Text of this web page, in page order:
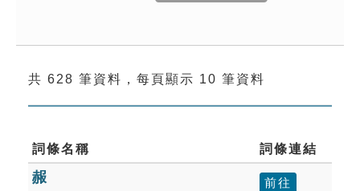
成語故事
索引選單
單字索引
生命大百科索引
共 628 筆資料，每頁顯示 10 筆資料
詞條名稱 詞條連結
赧 前往